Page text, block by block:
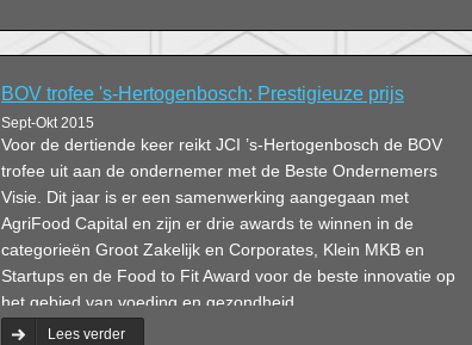
BOV trofee 's-Hertogenbosch: Prestigieuze prijs
Sept-Okt 2015
Voor de dertiende keer reikt JCI ’s-Hertogenbosch de BOV
trofee uit aan de ondernemer met de Beste Ondernemers
Visie. Dit jaar is er een samenwerking aangegaan met
AgriFood Capital en zijn er drie awards te winnen in de
categorieën Groot Zakelijk en Corporates, Klein MKB en
Startups en de Food to Fit Award voor de beste innovatie op
het gebied van voeding en gezondheid.
Lees verder